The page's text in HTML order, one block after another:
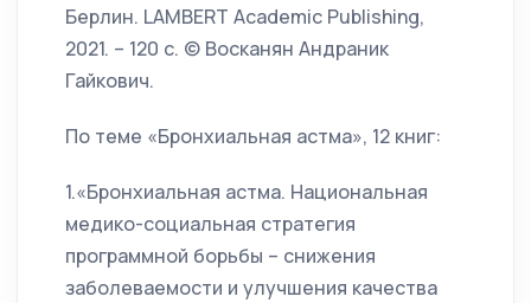
Берлин. LAMBERT Academic Publishing,
2021. – 120 с. © Восканян Андраник
Гайкович.
По теме «Бронхиальная астма», 12 книг:
1.«Бронхиальная астма. Национальная
медико-социальная стратегия
программной борьбы – снижения
заболеваемости и улучшения качества